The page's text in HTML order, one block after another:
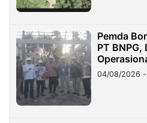
Pemda
PT
04/08/2026 -